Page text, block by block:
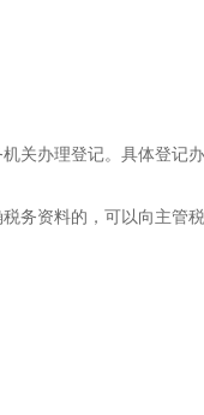
关办理登记。具体登记
务资料的，可以向主